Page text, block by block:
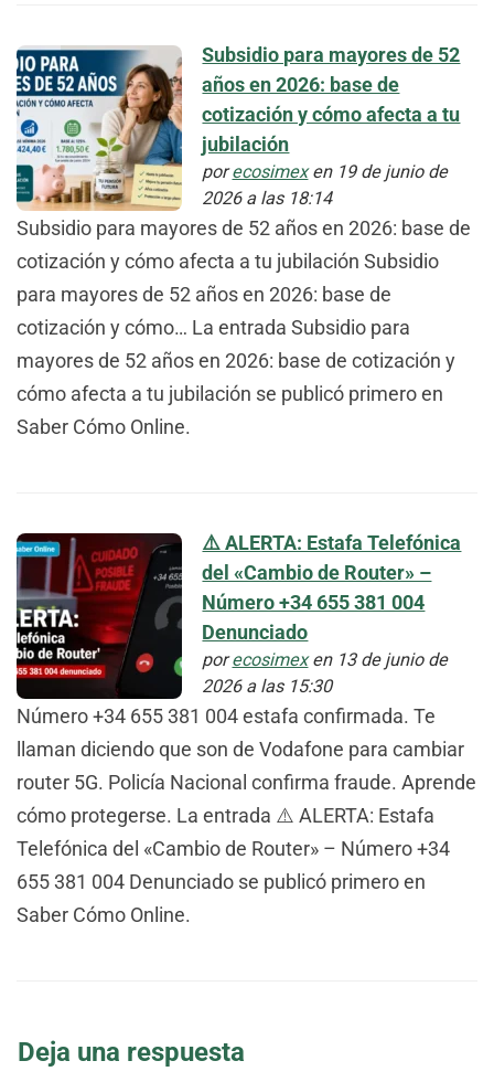
Subsidio para mayores de 52
años en 2026: base de
cotización y cómo afecta a tu
jubilación
porecosimexen 19 de junio de
2026 a las 18:14
Subsidio para mayores de 52 años en 2026: base de
cotización y cómo afecta a tu jubilación Subsidio
para mayores de 52 años en 2026: base de
cotización y cómo… La entrada Subsidio para
mayores de 52 años en 2026: base de cotización y
cómo afecta a tu jubilación se publicó primero en
Saber Cómo Online.
⚠️ ALERTA: Estafa Telefónica
del «Cambio de Router» –
Número +34 655 381 004
Denunciado
porecosimexen 13 de junio de
2026 a las 15:30
Número +34 655 381 004 estafa confirmada. Te
llaman diciendo que son de Vodafone para cambiar
router 5G. Policía Nacional confirma fraude. Aprende
cómo protegerse. La entrada ⚠️ ALERTA: Estafa
Telefónica del «Cambio de Router» – Número +34
655 381 004 Denunciado se publicó primero en
Saber Cómo Online.
Deja una respuesta